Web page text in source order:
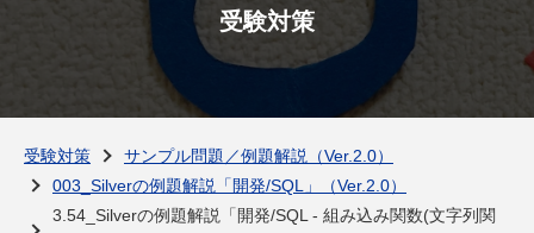
受験対策
受験対策
受験対策
サンプル問題／例題解説（Ver.2.0）
003_Silverの例題解説「開発/SQL」（Ver.2.0）
3.54_Silverの例題解説「開発/SQL - 組み込み関数(文字列関